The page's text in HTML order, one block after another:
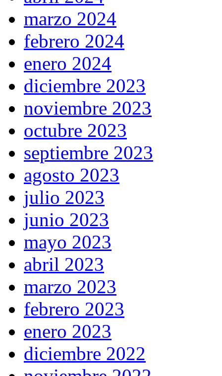
marzo 2024
febrero 2024
enero 2024
diciembre 2023
noviembre 2023
octubre 2023
septiembre 2023
agosto 2023
julio 2023
junio 2023
mayo 2023
abril 2023
marzo 2023
febrero 2023
enero 2023
diciembre 2022